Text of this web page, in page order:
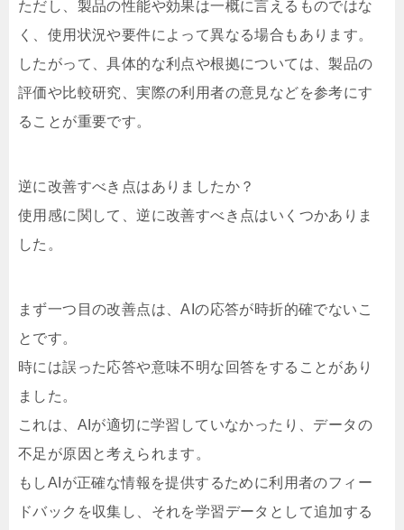
ただし、製品の性能や効果は一概に言えるものではな
く、使用状況や要件によって異なる場合もあります。
したがって、具体的な利点や根拠については、製品の
評価や比較研究、実際の利用者の意見などを参考にす
ることが重要です。
逆に改善すべき点はありましたか？
使用感に関して、逆に改善すべき点はいくつかありま
した。
まず一つ目の改善点は、AIの応答が時折的確でないこ
とです。
時には誤った応答や意味不明な回答をすることがあり
ました。
これは、AIが適切に学習していなかったり、データの
不足が原因と考えられます。
もしAIが正確な情報を提供するために利用者のフィー
ドバックを収集し、それを学習データとして追加する